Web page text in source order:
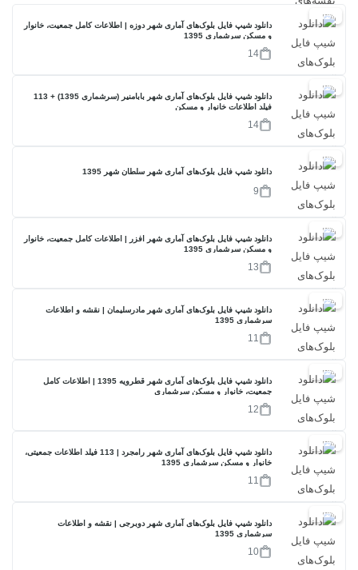
17%
دانلود شیپ فایل بلوک‌های آماری شهر دوزه | اطلاعات کامل جمعیت، خانوار
و مسکن سرشماری 1395
14
17%
دانلود شیپ فایل بلوک‌های آماری شهر بابامنیر (سرشماری 1395) + 113
فیلد اطلاعات خانوار و مسکن
14
17%
دانلود شیپ فایل بلوک‌های آماری شهر سلطان شهر 1395
9
17%
دانلود شیپ فایل بلوک‌های آماری شهر افزر | اطلاعات کامل جمعیت، خانوار
و مسکن سرشماری 1395
13
17%
دانلود شیپ فایل بلوک‌های آماری شهر مادرسلیمان | نقشه و اطلاعات
سرشماری 1395
11
17%
دانلود شیپ فایل بلوک‌های آماری شهر قطرویه 1395 | اطلاعات کامل
جمعیت، خانوار و مسکن سرشماری
12
17%
دانلود شیپ فایل بلوک‌های آماری شهر رامجرد | 113 فیلد اطلاعات جمعیتی،
خانوار و مسکن سرشماری 1395
11
17%
دانلود شیپ فایل بلوک‌های آماری شهر دوبرجی | نقشه و اطلاعات
سرشماری 1395
10